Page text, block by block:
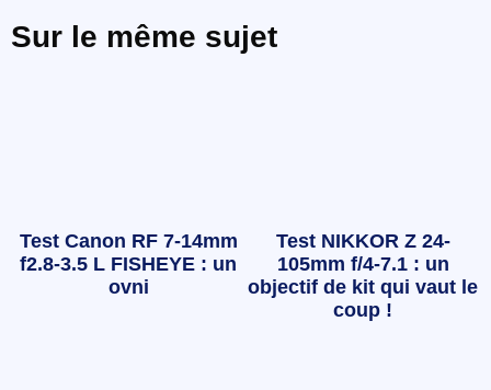
Sur le même sujet
Test Canon RF 7-14mm
f2.8-3.5 L FISHEYE : un
ovni
Test NIKKOR Z 24-
105mm f/4-7.1 : un
objectif de kit qui vaut le
coup !